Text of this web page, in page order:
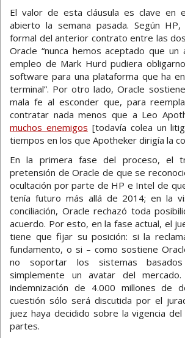
El valor de esta cláusula es clave en
abierto la semana pasada. Según
formal del anterior contrato entre las
Oracle “nunca hemos aceptado que un
empleo de Mark Hurd pudiera
software para una plataforma que ha
terminal”. Por otro lado, Oracle
mala fe al esconder que, para
contratar nada menos que a Leo
muchos enemigos [todavía colea un
tiempos en los que Apotheker dirigía la
En la primera fase del proceso, el
pretensión de Oracle de que se
ocultación por parte de HP e Intel de
tenía futuro más allá de 2014; en la
conciliación, Oracle rechazó toda
acuerdo. Por esto, en la fase actual, el
tiene que fijar su posición: si la
fundamento, o si – como sostiene
no soportar los sistemas
simplemente un avatar del
indemnización de 4.000 millones de
cuestión sólo será discutida por el
juez haya decidido sobre la vigencia
partes.